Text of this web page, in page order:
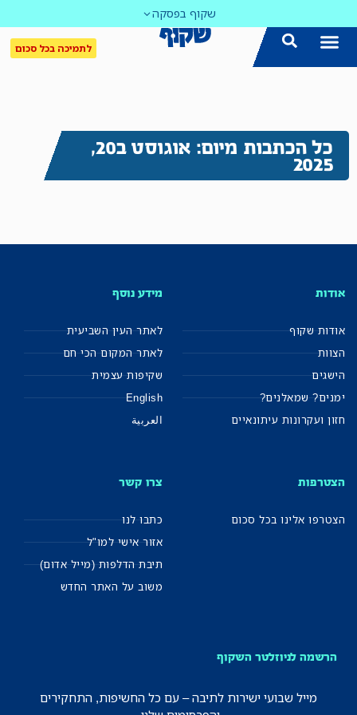
שקוף בפסקה
לתמיכה בכל סכום
כל הכתבות מיום: אוגוסט ב20,
2025
אודות
אודות שקוף
הצוות
הישגים
ימנים? שמאלנים?
חזון ועקרונות עיתונאיים
מידע נוסף
לאתר העין השביעית
לאתר המקום הכי חם
שקיפות עצמית
English
العربية
הצטרפות
הצטרפו אלינו בכל סכום
צרו קשר
כתבו לנו
אזור אישי למו"ל
תיבת הדלפות (מייל אדום)
משוב על האתר החדש
הרשמה לניוזלטר השקוף
מייל שבועי ישירות לתיבה – עם כל החשיפות, התחקירים